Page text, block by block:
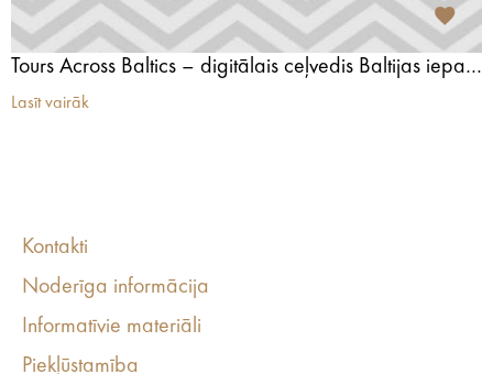
Tours Across Baltics – digitālais ceļvedis Baltijas iepazīšanai
Lasīt vairāk
Kontakti
Noderīga informācija
Informatīvie materiāli
Piekļūstamība